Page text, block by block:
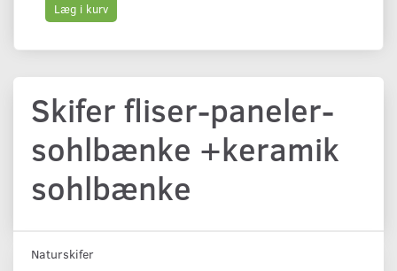
Læg i kurv
Skifer fliser-paneler-
sohlbænke +keramik
sohlbænke
Naturskifer